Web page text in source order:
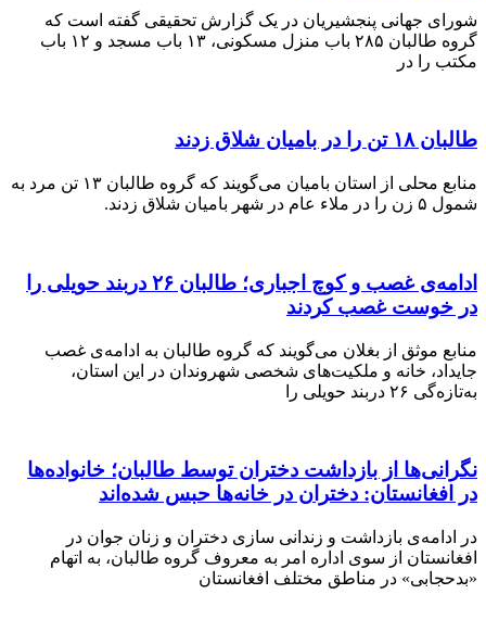
جهانی پنجشیریان در یک گزارش تحقیقی گفته است که
گروه طالبان ۲۸۵ باب منزل مسکونی، ۱۳ باب مسجد و ۱۲ باب
در
شلاق زدند
منابع محلی از استان بامیان می‌گویند که گروه طالبان ۱۳ تن مرد به
زدند.
ادامه‌ی غصب و کوچ اجباری؛ طالبان ۲۶ دربند حویلی را
غصب کردند
موثق از بغلان می‌گویند که گروه طالبان به ادامه‌ی غصب
خانه و ملکیت‌های شخصی شهروندان در این استان،
حویلی را
از بازداشت دختران توسط طالبان؛ خانواده‌ها
دختران در خانه‌ها حبس‌‌ شده‌اند
بازداشت و زندانی سازی‌ دختران و زنان جوان در
از سوی اداره امر به معروف گروه طالبان، به اتهام
در مناطق مختلف افغانستان